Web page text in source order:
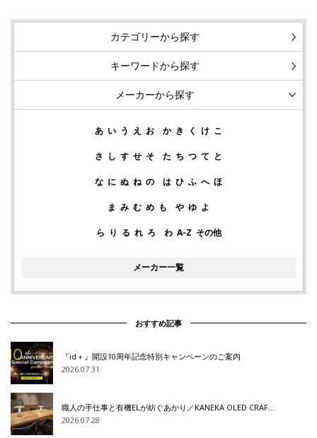
カテゴリーから探す
キーワードから探す
メーカーから探す
あ い う え お か き く け こ
さ し す せ そ た ち つ て と
な に ぬ ね の は ひ ふ へ ほ
ま み む め も や ゆ よ
ら り る れ ろ わ A-Z その他
メーカー一覧
おすすめ記事
『id＋』開設10周年記念特別キャンペーンのご案内
2026.07.31
職人の手仕事と有機ELが紡ぐあかり／KANEKA OLED CRAF…
2026.07.28